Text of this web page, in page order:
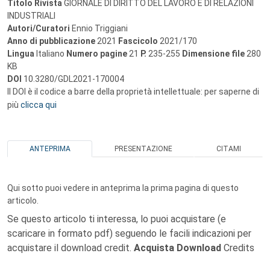
Titolo Rivista GIORNALE DI DIRITTO DEL LAVORO E DI RELAZIONI
INDUSTRIALI
Autori/Curatori Ennio Triggiani
Anno di pubblicazione 2021 Fascicolo 2021/170
Lingua Italiano Numero pagine 21 P. 235-255 Dimensione file 280
KB
DOI 10.3280/GDL2021-170004
Il DOI è il codice a barre della proprietà intellettuale: per saperne di
più clicca qui
ANTEPRIMA PRESENTAZIONE CITAMI
Qui sotto puoi vedere in anteprima la prima pagina di questo
articolo.
Se questo articolo ti interessa, lo puoi acquistare (e
scaricare in formato pdf) seguendo le facili indicazioni per
acquistare il download credit. Acquista Download Credits